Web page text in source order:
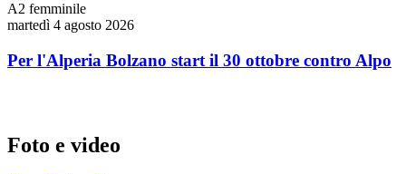
A2 femminile
martedì 4 agosto 2026
Per l'Alperia Bolzano start il 30 ottobre contro Alpo
Foto e video